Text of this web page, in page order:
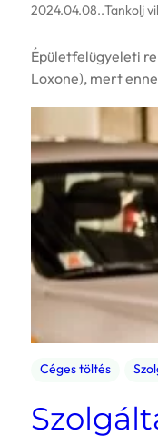
2024.04.08..Tankolj
Épületfelügyeleti
Loxone), mert
Céges töltés